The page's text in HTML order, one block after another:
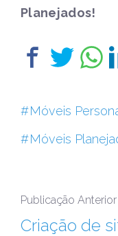
Planejados!
Móveis
Móveis
Publicação Anterior
Criação de